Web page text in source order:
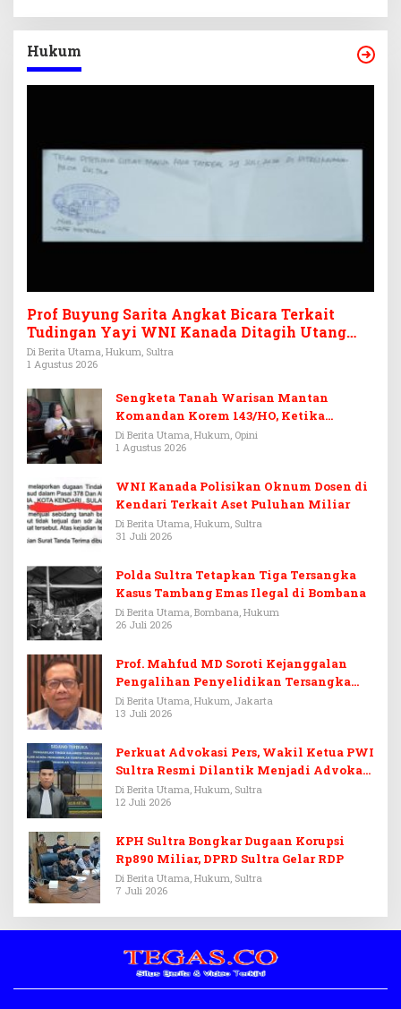
Hukum
Prof Buyung Sarita Angkat Bicara Terkait
Tudingan Yayi WNI Kanada Ditagih Utang
Rp3,6 Miliar
Di Berita Utama, Hukum, Sultra
1 Agustus 2026
Sengketa Tanah Warisan Mantan
Komandan Korem 143/HO, Ketika
Warisan Menjadi Arena Pemerasan
Di Berita Utama, Hukum, Opini
1 Agustus 2026
WNI Kanada Polisikan Oknum Dosen di
Kendari Terkait Aset Puluhan Miliar
Di Berita Utama, Hukum, Sultra
31 Juli 2026
Polda Sultra Tetapkan Tiga Tersangka
Kasus Tambang Emas Ilegal di Bombana
Di Berita Utama, Bombana, Hukum
26 Juli 2026
Prof. Mahfud MD Soroti Kejanggalan
Pengalihan Penyelidikan Tersangka
Febrie Adriansyah
Di Berita Utama, Hukum, Jakarta
13 Juli 2026
Perkuat Advokasi Pers, Wakil Ketua PWI
Sultra Resmi Dilantik Menjadi Advokat
PERADI
Di Berita Utama, Hukum, Sultra
12 Juli 2026
KPH Sultra Bongkar Dugaan Korupsi
Rp890 Miliar, DPRD Sultra Gelar RDP
Di Berita Utama, Hukum, Sultra
7 Juli 2026